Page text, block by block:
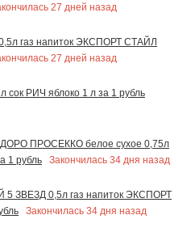
27 дней назад
газ напиток ЭКСПОРТ СТАЙЛ
27 дней назад
РИЧ яблоко 1 л за 1 рубль
ПРОСЕККО белое сухое 0,75л
1 рубль
Закончилась 34 дня назад
ЗВЕЗД 0,5л газ напиток ЭКСПОРТ
Закончилась 34 дня назад